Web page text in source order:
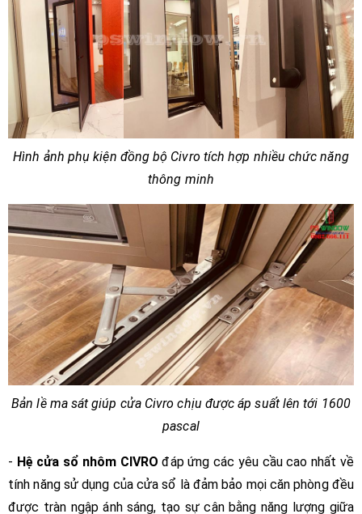
Hình ảnh phụ kiện đồng bộ Civro tích hợp nhiều chức năng
thông minh
Bản lề ma sát giúp cửa Civro chịu được áp suất lên tới 1600
pascal
- Hệ cửa sổ nhôm CIVRO đáp ứng các yêu cầu cao nhất về
tính năng sử dụng của cửa sổ là đảm bảo mọi căn phòng đều
được tràn ngập ánh sáng, tạo sự cân bằng năng lượng giữa